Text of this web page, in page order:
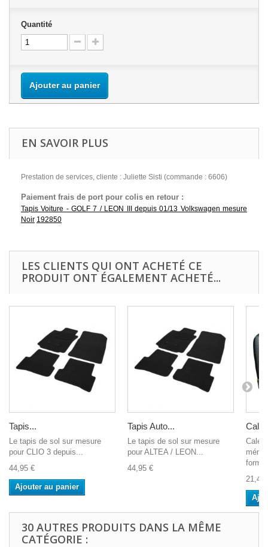
Quantité
Ajouter au panier
EN SAVOIR PLUS
Prestation de services, cliente : Juliette Sisti (commande : 6606)
Paiement frais de port pour colis en retour :
Tapis Voiture - GOLF 7 / LEON III depuis 01/13 Volkswagen mesure
Noir 192850
LES CLIENTS QUI ONT ACHETÉ CE
PRODUIT ONT ÉGALEMENT ACHETÉ...
Tapis...
Le tapis de sol sur mesure
pour CLIO 3 depuis...
44,95 €
Ajouter au panier
Tapis Auto...
Le tapis de sol sur mesure
pour ALTEA / LEON...
44,95 €
Cale
Cale
21,45
30 AUTRES PRODUITS DANS LA MÊME
CATÉGORIE :